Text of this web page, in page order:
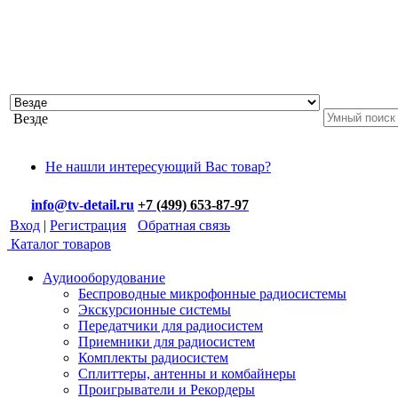
Везде
Не нашли интересующий Вас товар?
info@tv-detail.ru +7 (499) 653-87-97
Вход | Регистрация
Обратная связь
Каталог товаров
Аудиооборудование
Беспроводные микрофонные радиосистемы
Экскурсионные системы
Передатчики для радиосистем
Приемники для радиосистем
Комплекты радиосистем
Сплиттеры, антенны и комбайнеры
Проигрыватели и Рекордеры